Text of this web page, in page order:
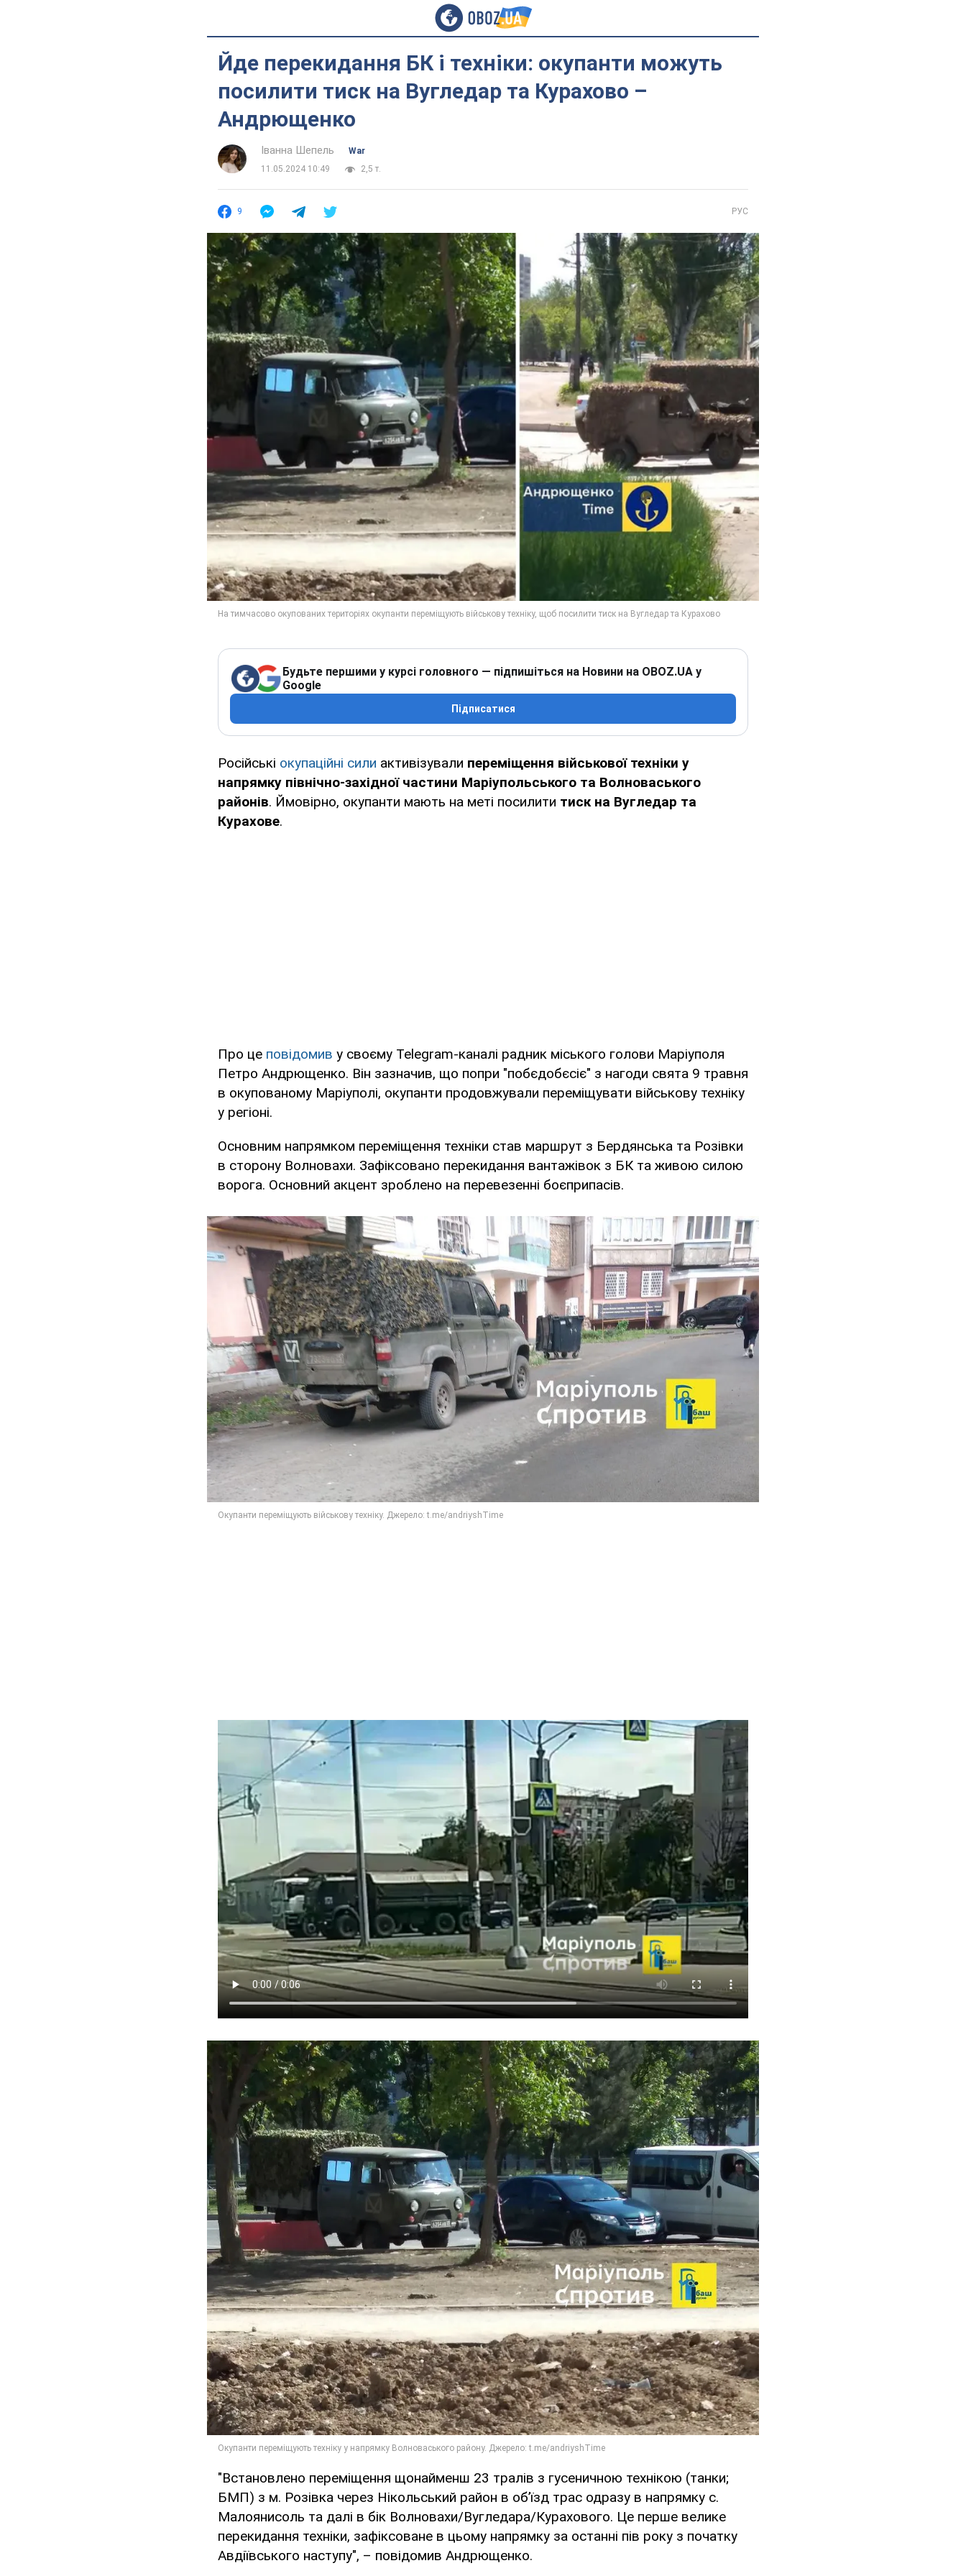
Йде перекидання БК і техніки: окупанти можуть
посилити тиск на Вугледар та Курахово –
Андрющенко
Іванна Шепель
War
11.05.2024 10:49
2,5 т.
9 РУС
Будьте першими у курсі головного — підпишіться на Новини на OBOZ.UA у
Google
Підписатися
Російські окупаційні сили активізували переміщення військової техніки у
напрямку північно-західної частини Маріупольського та Волноваського
районів. Ймовірно, окупанти мають на меті посилити тиск на Вугледар та
Курахове.
Про це повідомив у своєму Telegram-каналі радник міського голови Маріуполя
Петро Андрющенко. Він зазначив, що попри "побєдобєсіє" з нагоди свята 9 травня
в окупованому Маріуполі, окупанти продовжували переміщувати військову техніку
у регіоні.
Основним напрямком переміщення техніки став маршрут з Бердянська та Розівки
в сторону Волновахи. Зафіксовано перекидання вантажівок з БК та живою силою
ворога. Основний акцент зроблено на перевезенні боєприпасів.
"Встановлено переміщення щонайменш 23 тралів з гусеничною технікою (танки;
БМП) з м. Розівка через Нікольський район в об’їзд трас одразу в напрямку с.
Малоянисоль та далі в бік Волновахи/Вугледара/Курахового. Це перше велике
перекидання техніки, зафіксоване в цьому напрямку за останні пів року з початку
Авдіївського наступу", – повідомив Андрющенко.